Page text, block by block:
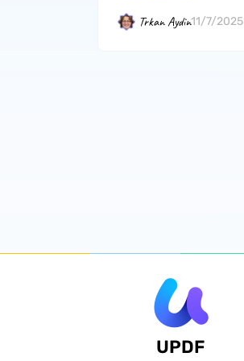
Trkan Aydin11/7/2025
UPDF